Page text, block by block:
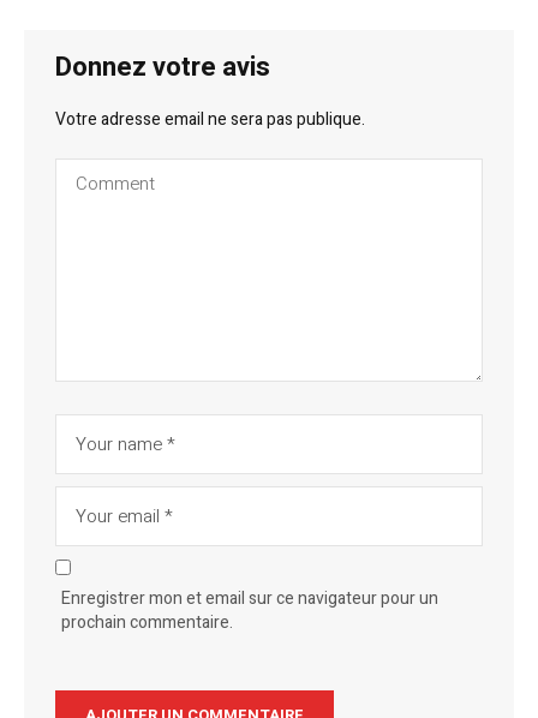
Donnez votre avis
Votre adresse email ne sera pas publique.
Enregistrer mon et email sur ce navigateur pour un
prochain commentaire.